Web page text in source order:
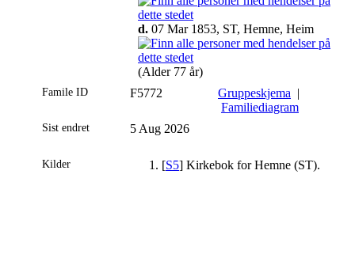
d. 07 Mar 1853, ST, Hemne, Heim
(Alder 77 år)
Famile ID F5772 Gruppeskjema |
Familiediagram
Sist endret 5 Aug 2026
Kilder [S5] Kirkebok for Hemne (ST).